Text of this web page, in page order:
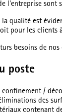
l'entreprise sont
la qualité est
pour les
besoins de
poste
confinement /
des